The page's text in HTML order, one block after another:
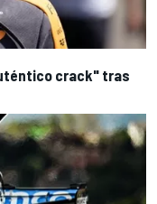
crack" tras